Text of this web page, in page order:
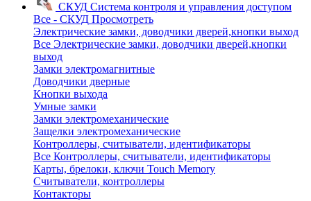
СКУД Система контроля и управления доступом
Все - СКУД Просмотреть
Электрические замки, доводчики дверей,кнопки выход
Все Электрические замки, доводчики дверей,кнопки
выход
Замки электромагнитные
Доводчики дверные
Кнопки выхода
Умные замки
Замки электромеханические
Защелки электромеханические
Контроллеры, считыватели, идентификаторы
Все Контроллеры, считыватели, идентификаторы
Карты, брелоки, ключи Touch Memory
Считыватели, контроллеры
Контакторы